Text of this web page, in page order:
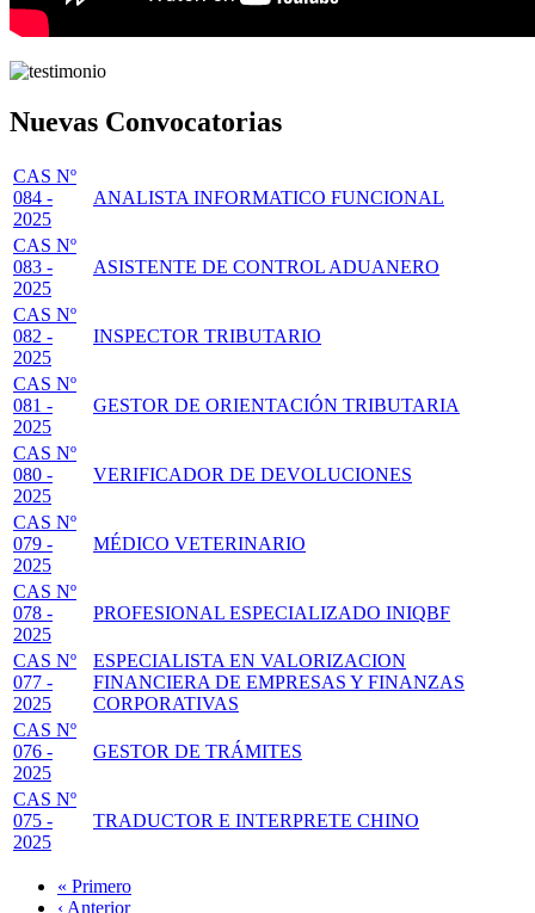
Nuevas Convocatorias
CAS Nº
084 -
2025
ANALISTA INFORMATICO FUNCIONAL
CAS Nº
083 -
2025
ASISTENTE DE CONTROL ADUANERO
CAS Nº
082 -
2025
INSPECTOR TRIBUTARIO
CAS Nº
081 -
2025
GESTOR DE ORIENTACIÓN TRIBUTARIA
CAS Nº
080 -
2025
VERIFICADOR DE DEVOLUCIONES
CAS Nº
079 -
2025
MÉDICO VETERINARIO
CAS Nº
078 -
2025
PROFESIONAL ESPECIALIZADO INIQBF
CAS Nº
077 -
2025
ESPECIALISTA EN VALORIZACION
FINANCIERA DE EMPRESAS Y FINANZAS
CORPORATIVAS
CAS Nº
076 -
2025
GESTOR DE TRÁMITES
CAS Nº
075 -
2025
TRADUCTOR E INTERPRETE CHINO
Primera
página
« Primero
Página
‹ Anterior